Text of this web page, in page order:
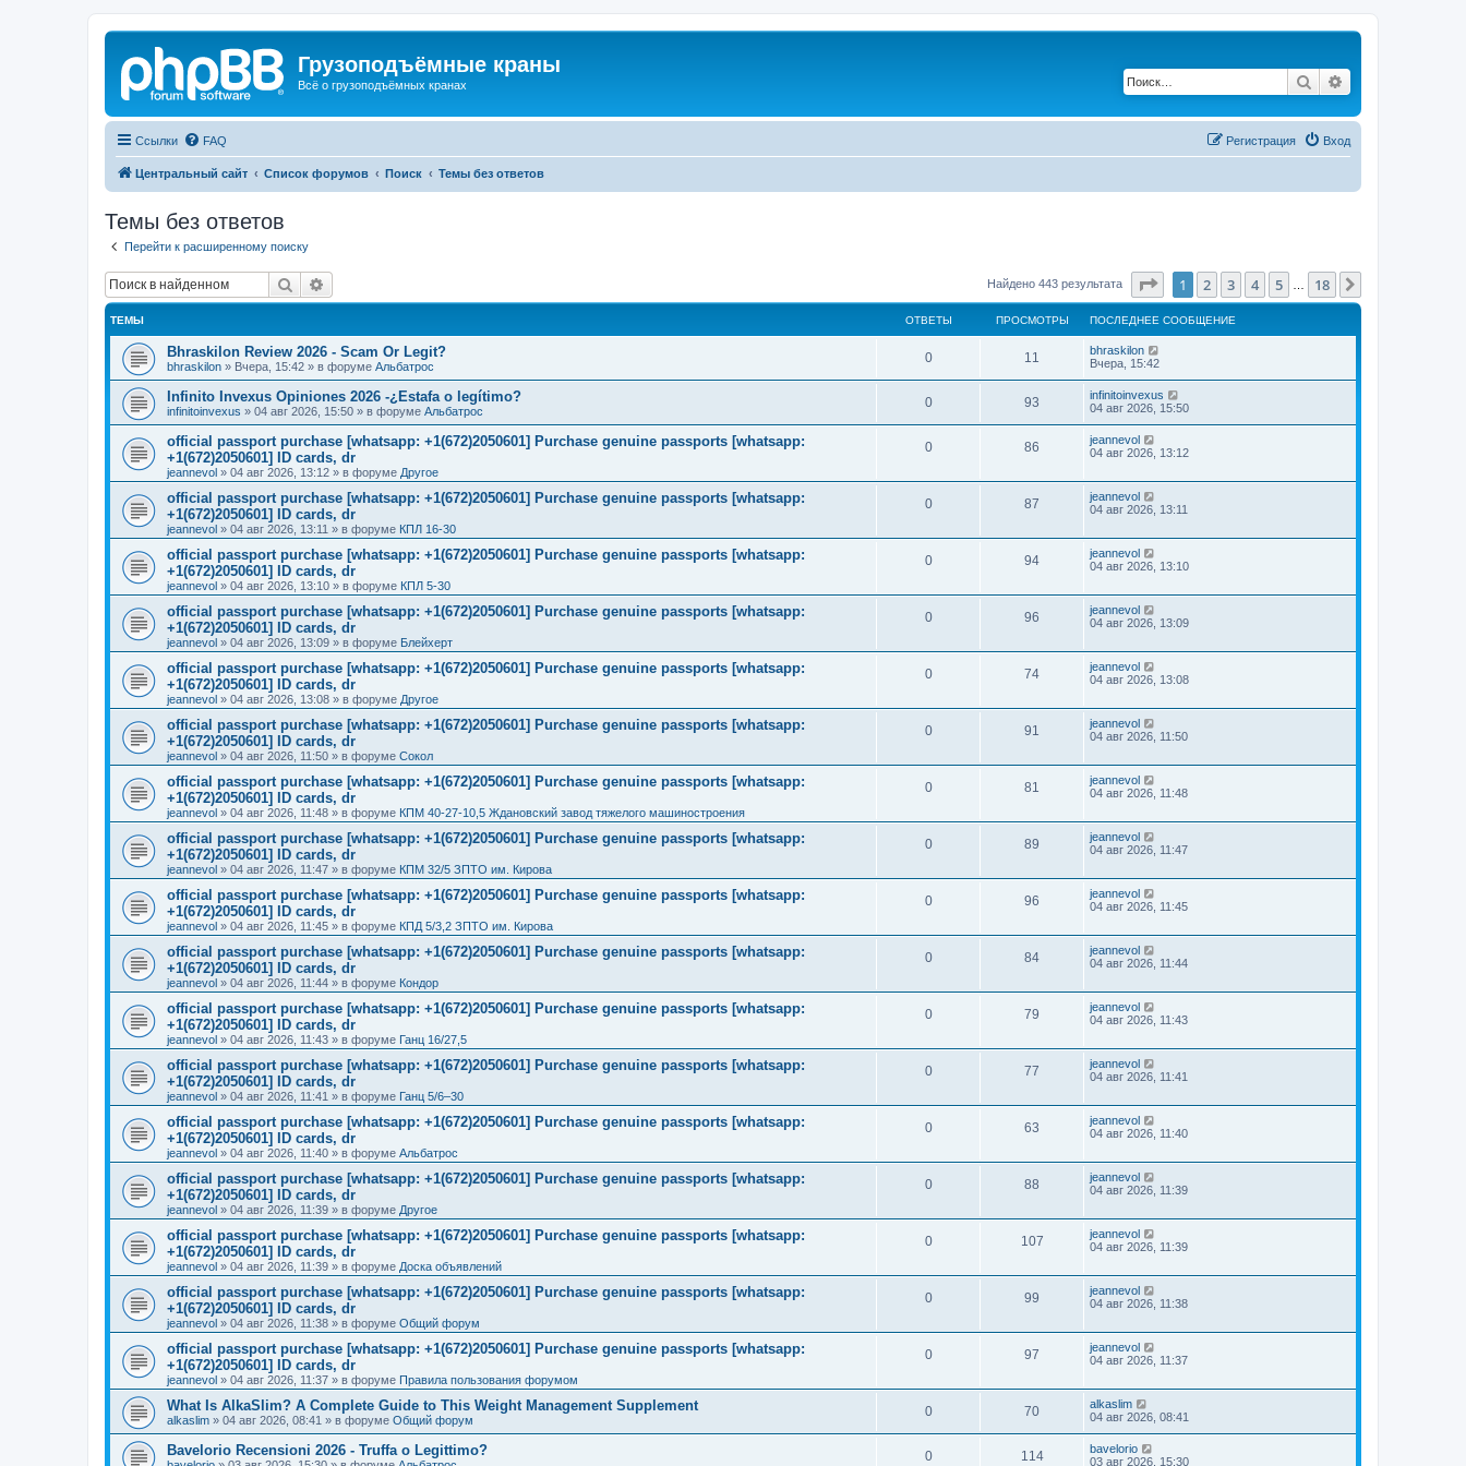
Грузоподъёмные краны
Всё о грузоподъёмных кранах Поиск
Ссылки FAQ Вход
Регистрация
Центральный сайт Список форумов Поиск Темы без ответов
Темы без ответов
Перейти к расширенному поиску
Поиск Найдено 443 результата Страница1 из 18
1 2 3 4 5 18
ТЕМЫ ОТВЕТЫ ПРОСМОТРЫ ПОСЛЕДНЕЕ СООБЩЕНИЕ
Bhraskilon Review 2026 - Scam Or Legit?
bhraskilon » Вчера, 15:42 » в форуме Альбатрос
0 11
bhraskilon
Вчера, 15:42
Infinito Invexus Opiniones 2026 -¿Estafa o legítimo?
infinitoinvexus » 04 авг 2026, 15:50 » в форуме Альбатрос
0 93
infinitoinvexus
04 авг 2026, 15:50
official passport purchase [whatsapp: +1(672)2050601] Purchase genuine passports [whatsapp:
+1(672)2050601] ID cards, dr
jeannevol » 04 авг 2026, 13:12 » в форуме Другое
0 86
jeannevol
04 авг 2026, 13:12
official passport purchase [whatsapp: +1(672)2050601] Purchase genuine passports [whatsapp:
+1(672)2050601] ID cards, dr
jeannevol » 04 авг 2026, 13:11 » в форуме КПЛ 16-30
0 87
jeannevol
04 авг 2026, 13:11
official passport purchase [whatsapp: +1(672)2050601] Purchase genuine passports [whatsapp:
+1(672)2050601] ID cards, dr
jeannevol » 04 авг 2026, 13:10 » в форуме КПЛ 5-30
0 94
jeannevol
04 авг 2026, 13:10
official passport purchase [whatsapp: +1(672)2050601] Purchase genuine passports [whatsapp:
+1(672)2050601] ID cards, dr
jeannevol » 04 авг 2026, 13:09 » в форуме Блейхерт
0 96
jeannevol
04 авг 2026, 13:09
official passport purchase [whatsapp: +1(672)2050601] Purchase genuine passports [whatsapp:
+1(672)2050601] ID cards, dr
jeannevol » 04 авг 2026, 13:08 » в форуме Другое
0 74
jeannevol
04 авг 2026, 13:08
official passport purchase [whatsapp: +1(672)2050601] Purchase genuine passports [whatsapp:
+1(672)2050601] ID cards, dr
jeannevol » 04 авг 2026, 11:50 » в форуме Сокол
0 91
jeannevol
04 авг 2026, 11:50
official passport purchase [whatsapp: +1(672)2050601] Purchase genuine passports [whatsapp:
+1(672)2050601] ID cards, dr
jeannevol » 04 авг 2026, 11:48 » в форуме КПМ 40-27-10,5 Ждановский завод тяжелого машиностроения
0 81
jeannevol
04 авг 2026, 11:48
official passport purchase [whatsapp: +1(672)2050601] Purchase genuine passports [whatsapp:
+1(672)2050601] ID cards, dr
jeannevol » 04 авг 2026, 11:47 » в форуме КПМ 32/5 ЗПТО им. Кирова
0 89
jeannevol
04 авг 2026, 11:47
official passport purchase [whatsapp: +1(672)2050601] Purchase genuine passports [whatsapp:
+1(672)2050601] ID cards, dr
jeannevol » 04 авг 2026, 11:45 » в форуме КПД 5/3,2 ЗПТО им. Кирова
0 96
jeannevol
04 авг 2026, 11:45
official passport purchase [whatsapp: +1(672)2050601] Purchase genuine passports [whatsapp:
+1(672)2050601] ID cards, dr
jeannevol » 04 авг 2026, 11:44 » в форуме Кондор
0 84
jeannevol
04 авг 2026, 11:44
official passport purchase [whatsapp: +1(672)2050601] Purchase genuine passports [whatsapp:
+1(672)2050601] ID cards, dr
jeannevol » 04 авг 2026, 11:43 » в форуме Ганц 16/27,5
0 79
jeannevol
04 авг 2026, 11:43
official passport purchase [whatsapp: +1(672)2050601] Purchase genuine passports [whatsapp:
+1(672)2050601] ID cards, dr
jeannevol » 04 авг 2026, 11:41 » в форуме Ганц 5/6–30
0 77
jeannevol
04 авг 2026, 11:41
official passport purchase [whatsapp: +1(672)2050601] Purchase genuine passports [whatsapp:
+1(672)2050601] ID cards, dr
jeannevol » 04 авг 2026, 11:40 » в форуме Альбатрос
0 63
jeannevol
04 авг 2026, 11:40
official passport purchase [whatsapp: +1(672)2050601] Purchase genuine passports [whatsapp:
+1(672)2050601] ID cards, dr
jeannevol » 04 авг 2026, 11:39 » в форуме Другое
0 88
jeannevol
04 авг 2026, 11:39
official passport purchase [whatsapp: +1(672)2050601] Purchase genuine passports [whatsapp:
+1(672)2050601] ID cards, dr
jeannevol » 04 авг 2026, 11:39 » в форуме Доска объявлений
0 107
jeannevol
04 авг 2026, 11:39
official passport purchase [whatsapp: +1(672)2050601] Purchase genuine passports [whatsapp:
+1(672)2050601] ID cards, dr
jeannevol » 04 авг 2026, 11:38 » в форуме Общий форум
0 99
jeannevol
04 авг 2026, 11:38
official passport purchase [whatsapp: +1(672)2050601] Purchase genuine passports [whatsapp:
+1(672)2050601] ID cards, dr
jeannevol » 04 авг 2026, 11:37 » в форуме Правила пользования форумом
0 97
jeannevol
04 авг 2026, 11:37
What Is AlkaSlim? A Complete Guide to This Weight Management Supplement
alkaslim » 04 авг 2026, 08:41 » в форуме Общий форум
0 70
alkaslim
04 авг 2026, 08:41
Bavelorio Recensioni 2026 - Truffa o Legittimo? 0 114
bavelorio
03 авг 2026, 15:30